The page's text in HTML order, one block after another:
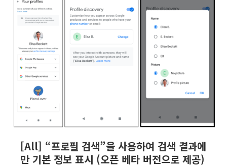
[All] “프로필 검색”을 사용하여 검색 결과에
만 기본 정보 표시 (오픈 베타 버전으로 제공)